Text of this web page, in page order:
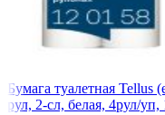
Бумага туалетная
рул, 2-сл, белая, 4рул/уп,